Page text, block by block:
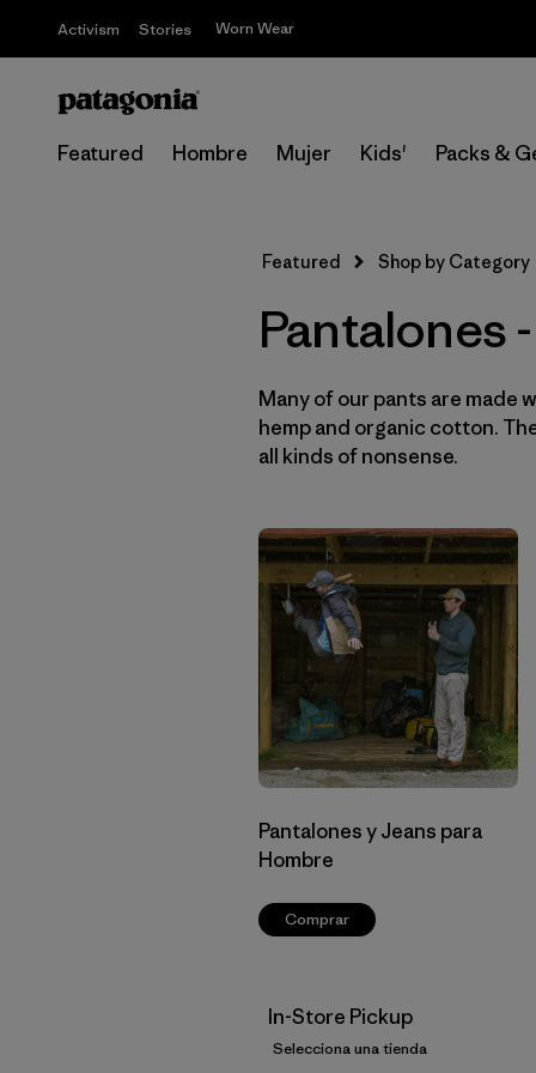
Activism Stories Worn Wear
Featured Hombre Mujer Kids' Packs &
Featured Shop by Category
Pantalones
Many of our pants are made
hemp and organic cotton.
all kinds of nonsense.
Pantalones y Jeans para
Hombre
Comprar
In-Store Pickup
Selecciona una tienda